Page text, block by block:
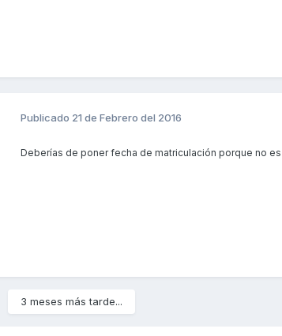
Publicado 21 de Febrero del 2016
Deberías de poner fecha de matriculación porque no
3 meses más tarde...